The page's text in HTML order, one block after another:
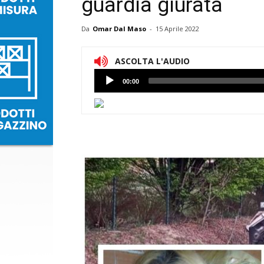
guardia giurata
Da Omar Dal Maso - 15 Aprile 2022
ASCOLTA L'AUDIO
Lettore
Audio
00:00